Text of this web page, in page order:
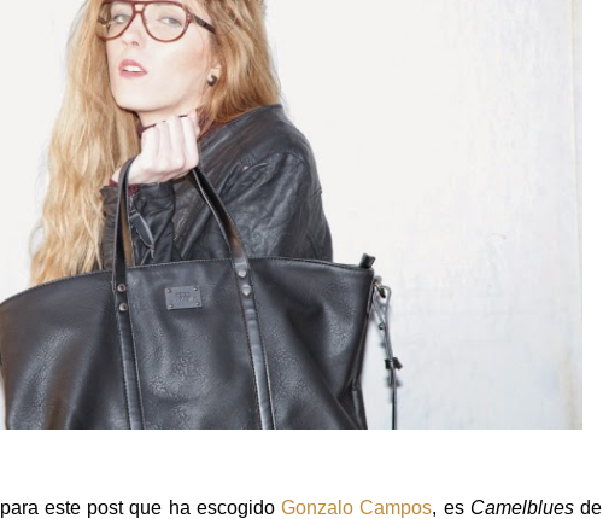
este post que ha escogidoGonzalo Campos, es Camelbluesde